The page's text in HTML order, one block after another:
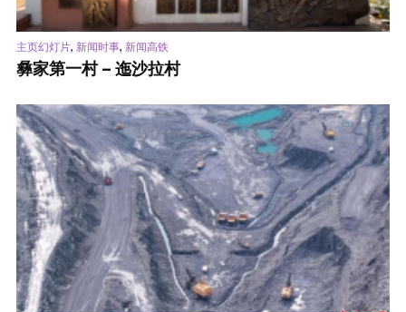
主页幻灯片, 新闻时事, 新闻高铁
彝家第一村 – 迤沙拉村